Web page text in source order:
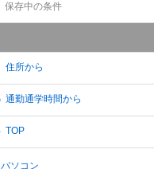
保存中の条件
住所から
通勤通学時間から
TOP
パソコン